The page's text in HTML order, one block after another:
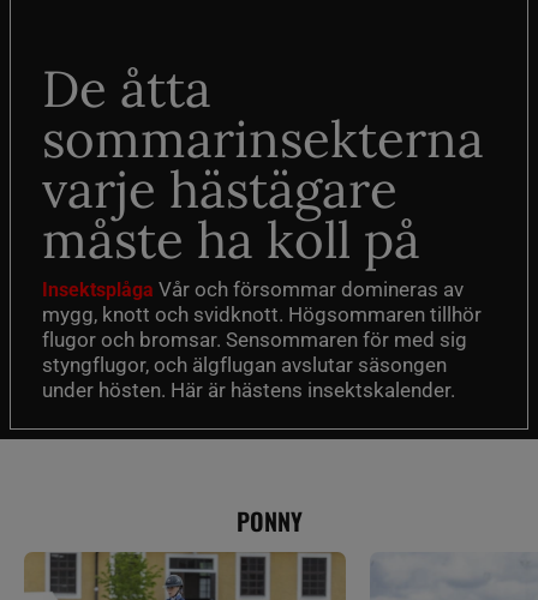
De åtta
sommarinsekterna
varje hästägare
måste ha koll på
Insektsplåga Vår och försommar domineras av
mygg, knott och svidknott. Högsommaren tillhör
flugor och bromsar. Sensommaren för med sig
styngflugor, och älgflugan avslutar säsongen
under hösten. Här är hästens insektskalender.
PONNY